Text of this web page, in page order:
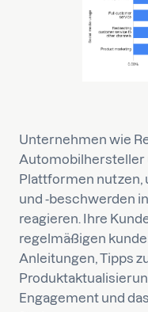
Unternehmen wie
Automobilhersteller
Plattformen nutzen,
und -beschwerden
reagieren. Ihre
regelmäßigen
Anleitungen, Tipps
Engagement und